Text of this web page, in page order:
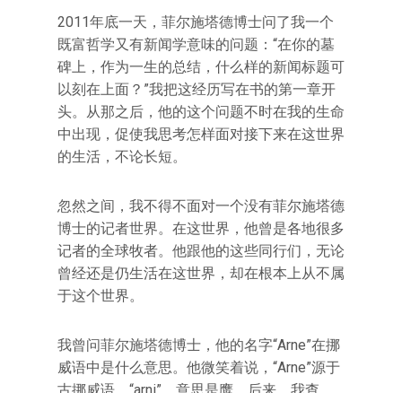
2011年底一天，菲尔施塔德博士问了我一个
既富哲学又有新闻学意味的问题：“在你的墓
碑上，作为一生的总结，什么样的新闻标题可
以刻在上面？”我把这经历写在书的第一章开
头。从那之后，他的这个问题不时在我的生命
中出现，促使我思考怎样面对接下来在这世界
的生活，不论长短。
忽然之间，我不得不面对一个没有菲尔施塔德
博士的记者世界。在这世界，他曾是各地很多
记者的全球牧者。他跟他的这些同行们，无论
曾经还是仍生活在这世界，却在根本上从不属
于这个世界。
我曾问菲尔施塔德博士，他的名字“Arne”在挪
威语中是什么意思。他微笑着说，“Arne”源于